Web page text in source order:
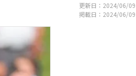
更新日：2024/06/
掲載日：2024/06/09